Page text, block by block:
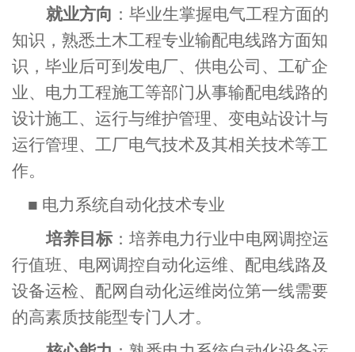
就业方向 ：毕业生掌握电气工程方面的
知识，熟悉土木工程专业输配电线路方面知
识，毕业后可到发电厂、供电公司、工矿企
业、电力工程施工等部门从事输配电线路的
设计施工、运行与维护管理、变电站设计与
运行管理、工厂电气技术及其相关技术等工
作。
■ 电力系统自动化技术专业
培养目标：培养电力行业中电网调控运
行值班、电网调控自动化运维、配电线路及
设备运检、配网自动化运维岗位第一线需要
的高素质技能型专门人才。